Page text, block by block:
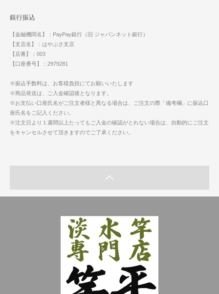
銀行振込
【金融機関名】：PayPay銀行（旧 ジャパンネット銀行）
【支店名】：はやぶさ支店
【店番】：003
【口座番号】：2979281
※振込手数料は、お客様負担にてお願いいたします
※商品発送は、ご入金確認後となります。
※お支払い口座氏名がご注文者様と異なる場合は、ご注文の際「備考欄」に振込口
座氏名をご記入ください。
※注文日より１週間以上たってもご入金の確認がとれない場合は、自動的にご注文
をキャンセルさせて頂きますのでご了承ください。